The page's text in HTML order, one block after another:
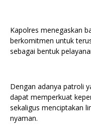
Kapolres menegaskan
berkomitmen untuk
sebagai bentuk
Dengan adanya patroli
dapat memperkuat
sekaligus menciptakan
nyaman.